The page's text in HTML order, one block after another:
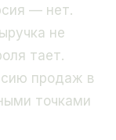
— нет.
не
тает.
продаж в
точками